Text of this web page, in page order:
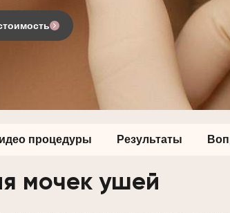
процедуры Результаты
мочек ушей